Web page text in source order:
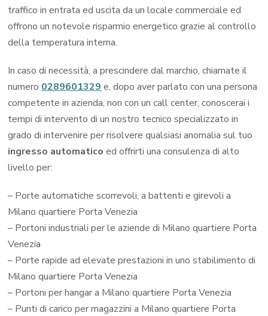
traffico in entrata ed uscita da un locale commerciale ed
offrono un notevole risparmio energetico grazie al controllo
della temperatura interna.
In caso di necessità, a prescindere dal marchio, chiamate il
numero 0289601329 e, dopo aver parlato con una persona
competente in azienda, non con un call center, conoscerai i
tempi di intervento di un nostro tecnico specializzato in
grado di intervenire per risolvere qualsiasi anomalia sul tuo
ingresso automatico ed offrirti una consulenza di alto
livello per:
– Porte automatiche scorrevoli, a battenti e girevoli a
Milano quartiere Porta Venezia
– Portoni industriali per le aziende di Milano quartiere Porta
Venezia
– Porte rapide ad elevate prestazioni in uno stabilimento di
Milano quartiere Porta Venezia
– Portoni per hangar a Milano quartiere Porta Venezia
– Punti di carico per magazzini a Milano quartiere Porta